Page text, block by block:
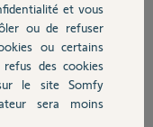
s'ils se penchent!!!
n'est pas adapté à un
attentes étant client
résoudre ces
et vous
ou de refuser
ou certains
des cookies
le site Somfy
sera moins